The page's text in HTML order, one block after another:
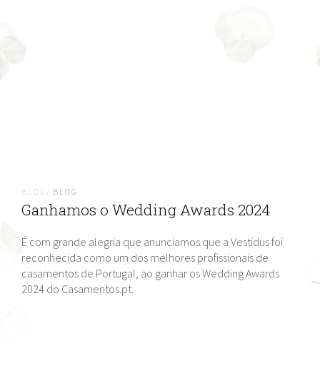
BLOG/ BLOG
Ganhamos o Wedding Awards 2024
É com grande alegria que anunciamos que a Vestidus foi
reconhecida como um dos melhores profissionais de
casamentos de Portugal, ao ganhar os Wedding Awards
2024 do Casamentos.pt.